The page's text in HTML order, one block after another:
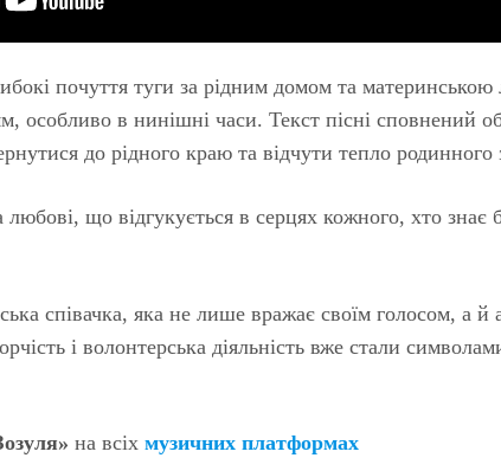
почуття туги за рідним домом та
особливо в нинішні часи. Текст пісні сповнений
до рідного краю та відчути тепло родинного
любові, що відгукується в серцях кожного, хто знає
співачка, яка не лише вражає своїм голосом, а й
і волонтерська діяльність вже стали
на всіх музичних платформах